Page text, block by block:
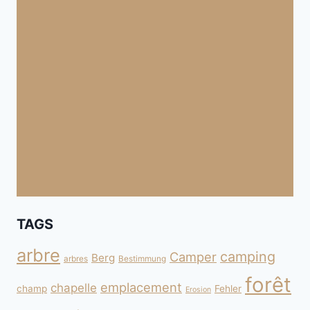
TAGS
arbre arbres Berg Bestimmung Camper camping
champ chapelle emplacement Erosion Fehler forêt